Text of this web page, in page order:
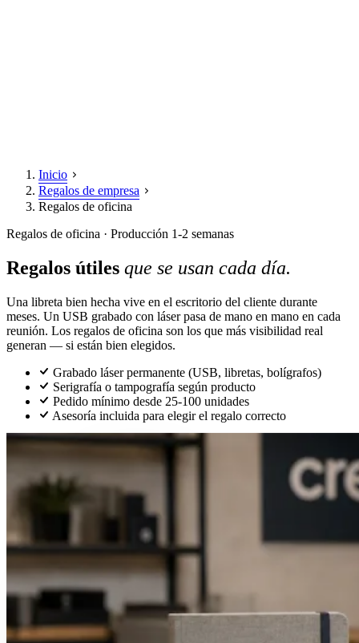
Inicio
Regalos de empresa
Regalos de oficina
Regalos de oficina · Producción 1-2 semanas
Regalos útiles que se usan cada día.
Una libreta bien hecha vive en el escritorio del cliente durante
meses. Un USB grabado con láser pasa de mano en mano en cada
reunión. Los regalos de oficina son los que más visibilidad real
generan — si están bien elegidos.
Grabado láser permanente (USB, libretas, bolígrafos)
Serigrafía o tampografía según producto
Pedido mínimo desde 25-100 unidades
Asesoría incluida para elegir el regalo correcto